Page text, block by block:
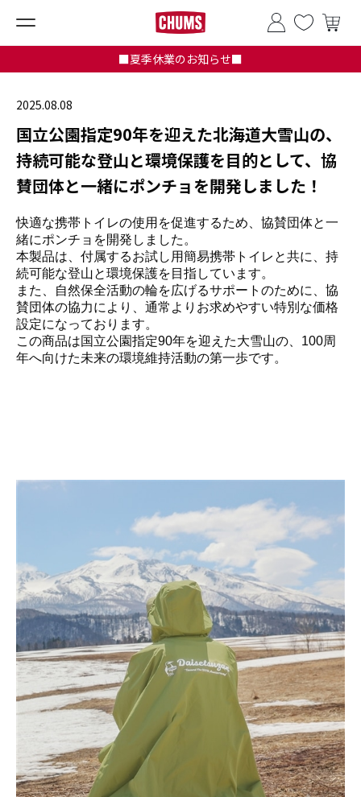
■夏季休業のお知らせ■
2025.08.08
国立公園指定90年を迎えた北海道大雪山の、
持続可能な登山と環境保護を目的として、協
賛団体と一緒にポンチョを開発しました！
快適な携帯トイレの使用を促進するため、協賛団体と一
緒にポンチョを開発しました。
本製品は、付属するお試し用簡易携帯トイレと共に、持
続可能な登山と環境保護を目指しています。
また、自然保全活動の輪を広げるサポートのために、協
賛団体の協力により、通常よりお求めやすい特別な価格
設定になっております。
この商品は国立公園指定90年を迎えた大雪山の、100周
年へ向けた未来の環境維持活動の第一歩です。